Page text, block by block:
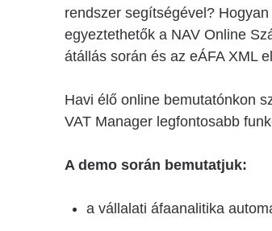
rendszer segítségével?
egyeztethetők a NAV Online
átállás során és az eÁFA XML
Havi élő online bemutatónkon
VAT Manager legfontosabb
A demo során bemutatjuk:
a vállalati áfaanalitika